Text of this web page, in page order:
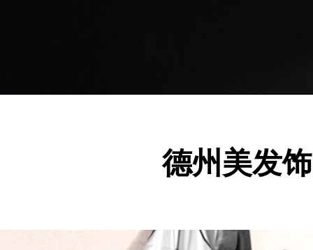
德州美发